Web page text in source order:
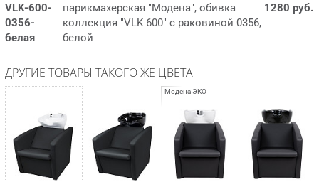
VLK-600-
0356-
белая
парикмахерская "Модена", обивка
коллекция "VLK 600" с раковиной 0356,
белой
1280 руб.
ДРУГИЕ ТОВАРЫ ТАКОГО ЖЕ ЦВЕТА